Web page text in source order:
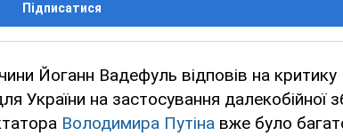
Підписатися
Йоганн Вадефуль відповів на критику
України на застосування далекобійної
Володимира Путіна вже було